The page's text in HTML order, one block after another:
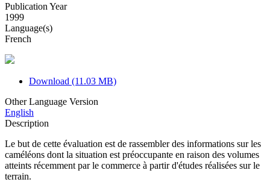
Publication Year
1999
Language(s)
French
Download (11.03 MB)
Other Language Version
English
Description
Le but de cette évaluation est de rassembler des informations sur les
caméléons dont la situation est préoccupante en raison des volumes
atteints récemment par le commerce à partir d'études réalisées sur le
terrain.